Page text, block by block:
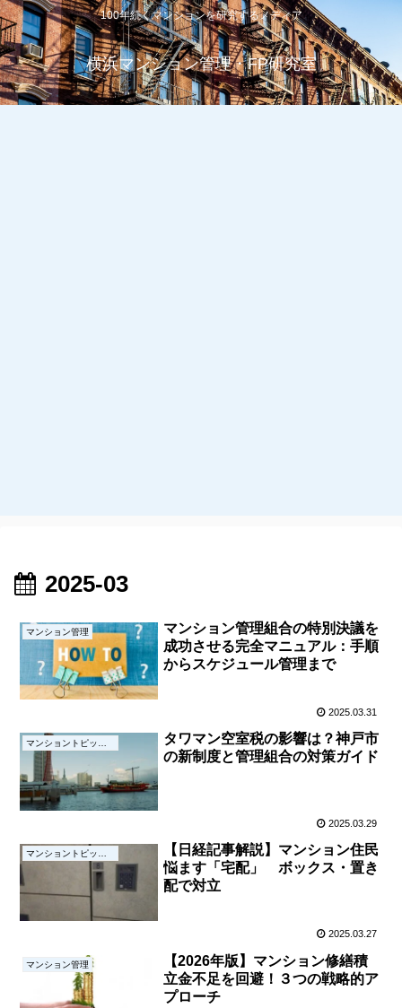
100年続くマンションを研究するメディア
横浜マンション管理・FP研究室
2025-03
マンション管理
マンション管理組合の特別決議を
成功させる完全マニュアル：手順
からスケジュール管理まで
2025.03.31
タワマン空室税の影響は？神戸市
の新制度と管理組合の対策ガイド
2025.03.29
マンショントピックス
【日経記事解説】マンション住民
悩ます「宅配」 ボックス・置き
配で対立
2025.03.27
マンション管理
【2026年版】マンション修繕積
立金不足を回避！３つの戦略的ア
プローチ